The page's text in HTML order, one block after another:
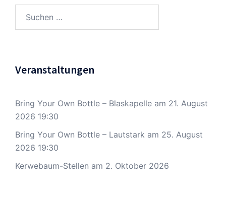
Veranstaltungen
Bring Your Own Bottle – Blaskapelle am 21. August
2026 19:30
Bring Your Own Bottle – Lautstark am 25. August
2026 19:30
Kerwebaum-Stellen am 2. Oktober 2026